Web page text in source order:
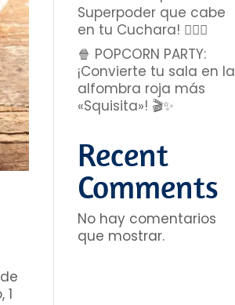
1
Superpoder que cabe
en tu Cuchara! 🦸‍♂️✨
🍿 POPCORN PARTY:
¡Convierte tu sala en la
alfombra roja más
«Squisita»! 🎬✨
Recent
Comments
No hay comentarios
que mostrar.